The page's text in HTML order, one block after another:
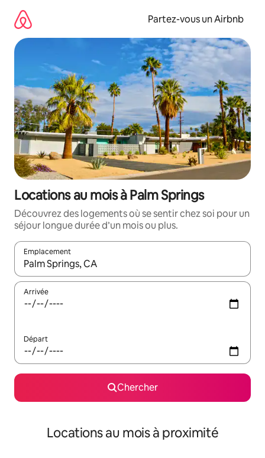
directement
contenu
Partez-vous un Airbnb
Locations au mois à Palm Springs
Découvrez des logements où se sentir chez soi pour un
séjour longue durée d’un mois ou plus.
Emplacement
Quand les résultats sont affichés, parcourez-les en utilisant
Arrivée
Départ
Chercher
Locations au mois à proximité